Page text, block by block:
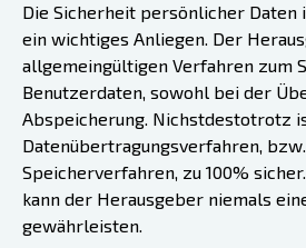
Die Sicherheit persönlicher Daten
ein wichtiges Anliegen. Der
allgemeingültigen Verfahren zum
Benutzerdaten, sowohl bei der
Abspeicherung. Nichstdestotrotz
Datenübertragungsverfahren,
Speicherverfahren, zu 100%
kann der Herausgeber niemals
gewährleisten.